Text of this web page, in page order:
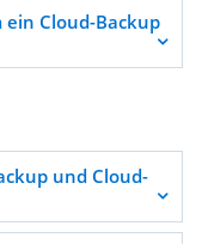
ein Cloud-Backup
und Cloud-